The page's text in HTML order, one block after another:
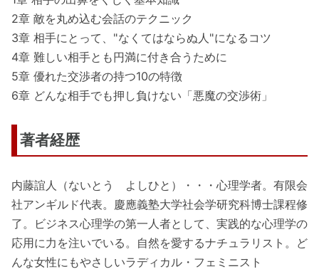
2章 敵を丸め込む会話のテクニック
3章 相手にとって、"なくてはならぬ人"になるコツ
4章 難しい相手とも円満に付き合うために
5章 優れた交渉者の持つ10の特徴
6章 どんな相手でも押し負けない「悪魔の交渉術」
著者経歴
内藤誼人（ないとう よしひと）・・・心理学者。有限会
社アンギルド代表。慶應義塾大学社会学研究科博士課程修
了。ビジネス心理学の第一人者として、実践的な心理学の
応用に力を注いでいる。自然を愛するナチュラリスト。ど
んな女性にもやさしいラディカル・フェミニスト